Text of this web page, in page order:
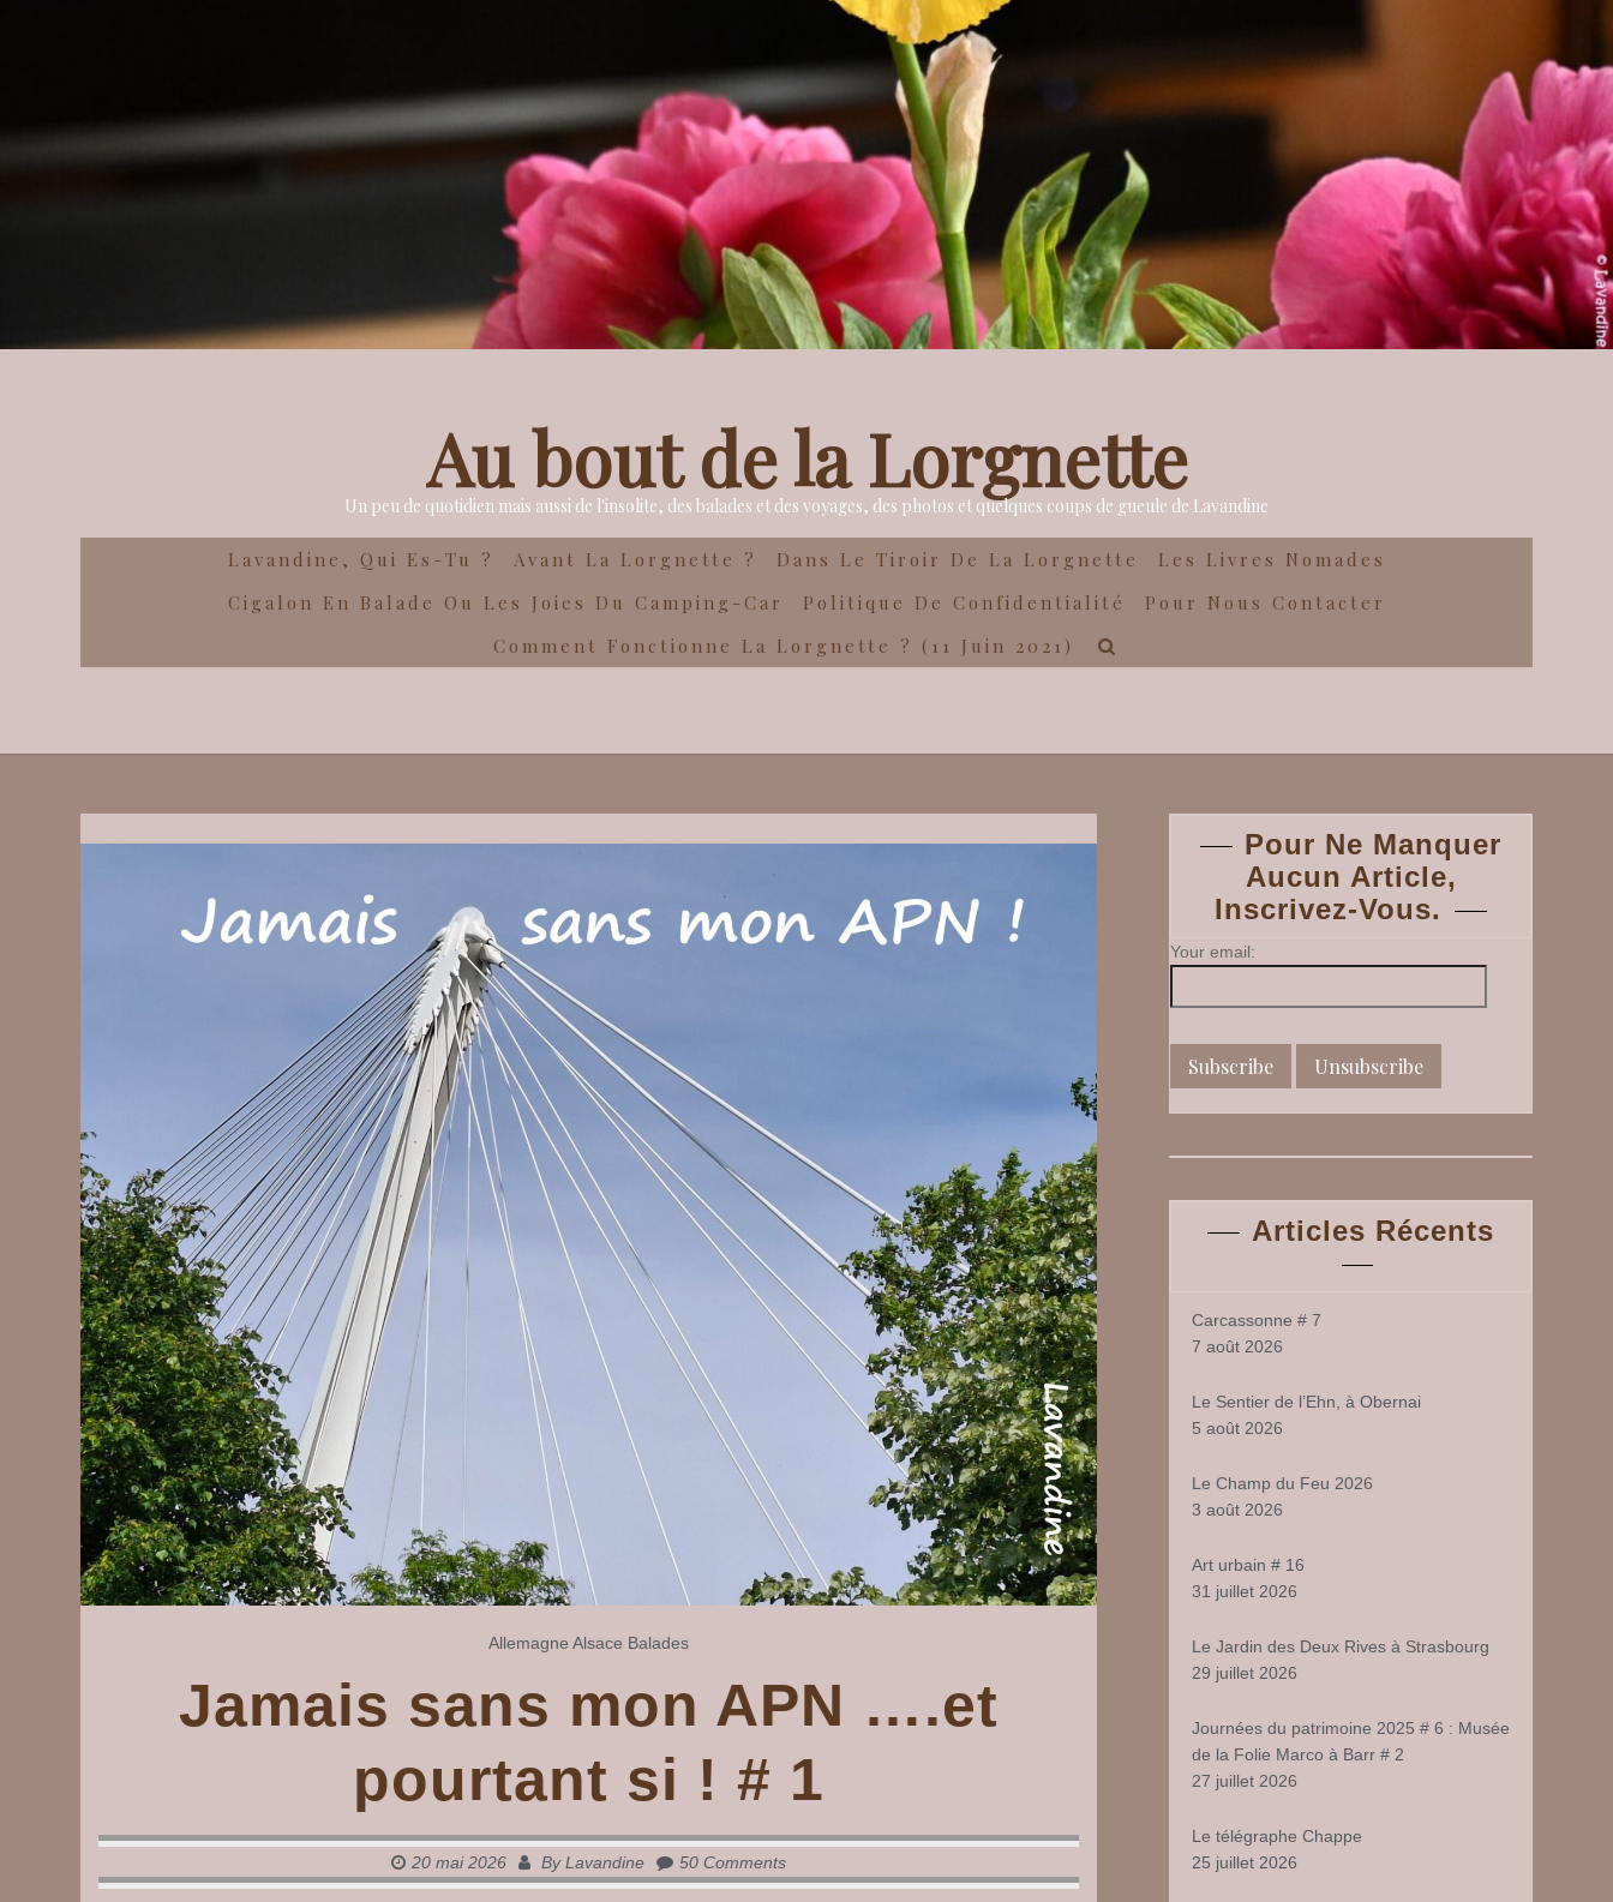
Au bout de la Lorgnette
Un peu de quotidien mais aussi de l'insolite, des balades et des voyages, des photos et quelques coups de gueule de Lavandine
Lavandine, Qui Es-Tu ? Avant La Lorgnette ? Dans Le Tiroir De La Lorgnette
Les Livres Nomades
Cigalon En Balade Ou Les Joies Du Camping-Car
Politique De Confidentialité
Pour Nous Contacter
Comment Fonctionne La Lorgnette ? (11 Juin 2021)
Allemagne Alsace Balades
Jamais sans mon APN ….et
pourtant si ! # 1
20 mai 2026 ByLavandine 50 Comments
Pour Ne Manquer
Aucun Article,
Inscrivez-Vous.
Your email:
Articles Récents
Carcassonne # 7
7 août 2026
Le Sentier de l’Ehn, à Obernai
5 août 2026
Le Champ du Feu 2026
3 août 2026
Art urbain # 16
31 juillet 2026
Le Jardin des Deux Rives à Strasbourg
29 juillet 2026
Journées du patrimoine 2025 # 6 : Musée
de la Folie Marco à Barr # 2
27 juillet 2026
Le télégraphe Chappe
25 juillet 2026